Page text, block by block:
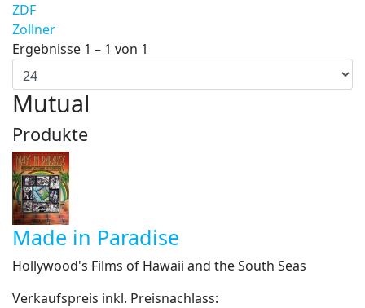
ZDF
Zollner
Ergebnisse 1 – 1 von 1
Mutual
Produkte
Made in Paradise
Hollywood's Films of Hawaii and the South Seas
Verkaufspreis inkl. Preisnachlass: